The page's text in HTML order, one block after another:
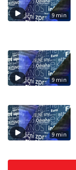
9 min
9 min
9 min